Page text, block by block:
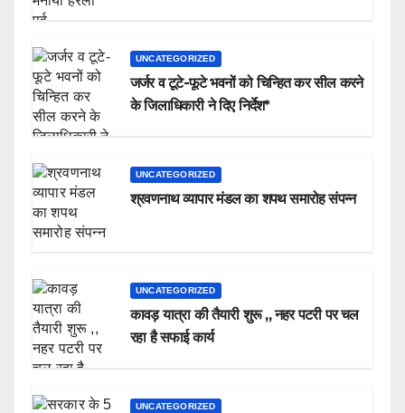
UNCATEGORIZED
जर्जर व टूटे-फूटे भवनों को चिन्हित कर सील करने
के जिलाधिकारी ने दिए निर्देश*
UNCATEGORIZED
श्रवणनाथ व्यापार मंडल का शपथ समारोह संपन्न
UNCATEGORIZED
कावड़ यात्रा की तैयारी शुरू ,, नहर पटरी पर चल
रहा है सफाई कार्य
UNCATEGORIZED